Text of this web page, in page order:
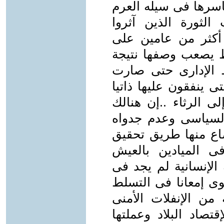
فى سيله العرم
الذين آثروا
أكثر من عامين على
يصعب وصفها نتيجة
الإدارى حتى صارت
ينفقون عليها ذاتيا
الرثاء ..إن هنالك
وعدم جدواه
منها طريق تحقيق
الميادين بالعيش
الإنسانية لم يجد فى
إمعانا فى التسلط
الإنفلات الأمنى
البلاد وعملتها